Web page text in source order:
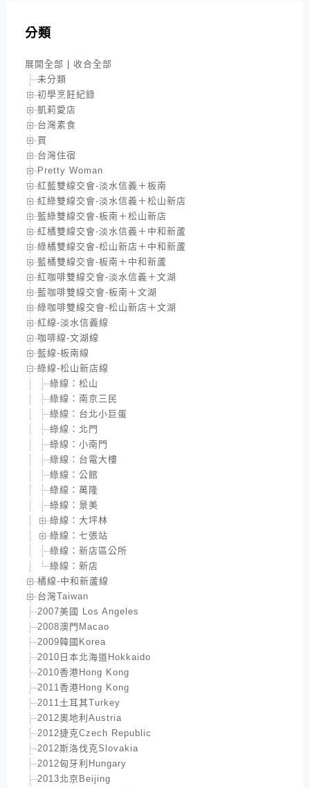
分類
展開全部
收合全部
未分類
初學烹飪紀錄
凱莉愛店
台灣素食
買
台灣住宿
Pretty Woman
紅藍雙線交會-淡水信義＋板南
紅綠雙線交會-淡水信義＋松山新店
藍綠雙線交會-板南＋松山新店
紅橘雙線交會-淡水信義＋中和新蘆
綠橘雙線交會-松山新店＋中和新蘆
藍橘雙線交會-板南＋中和新蘆
紅咖啡雙線交會-淡水信義＋文湖
藍咖啡雙線交會-板南＋文湖
綠咖啡雙線交會-松山新店＋文湖
紅線-淡水信義線
咖啡線-文湖線
藍線-板南線
綠線-松山新店線
綠線：松山
綠線：南京三民
綠線：台北小巨蛋
綠線：北門
綠線：小南門
綠線：台電大樓
綠線：公館
綠線：萬隆
綠線：景美
綠線：大坪林
綠線：七張站
綠線：新店區公所
綠線：新店
橘線-中和新蘆線
台灣Taiwan
2007美國 Los Angeles
2008澳門Macao
2009韓國Korea
2010日本北海道Hokkaido
2010香港Hong Kong
2011香港Hong Kong
2011土耳其Turkey
2012奧地利Austria
2012捷克Czech Republic
2012斯洛伐克Slovakia
2012匈牙利Hungary
2013北京Beijing